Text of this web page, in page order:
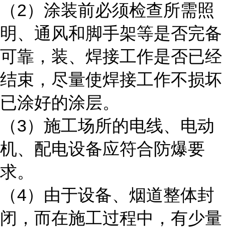
（2）涂装前必须检查所需照
明、通风和脚手架等是否完备
可靠，装、焊接工作是否已经
结束，尽量使焊接工作不损坏
已涂好的涂层。
（3）施工场所的电线、电动
机、配电设备应符合防爆要
求。
（4）由于设备、烟道整体封
闭，而在施工过程中，有少量